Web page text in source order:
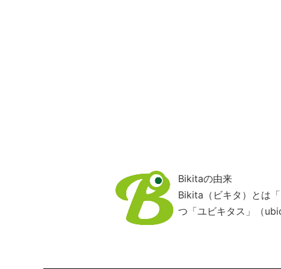
Bikitaの由来
Bikita（ビキタ）とは
つ「ユビキタス」（